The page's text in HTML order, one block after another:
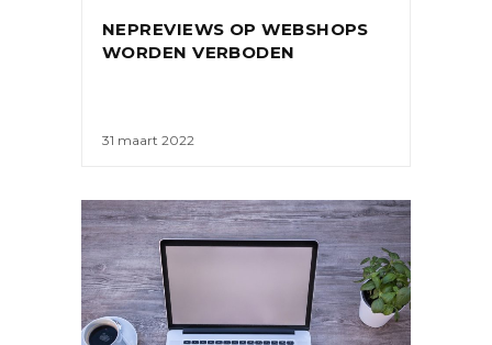
NEPREVIEWS OP WEBSHOPS
WORDEN VERBODEN
31 maart 2022